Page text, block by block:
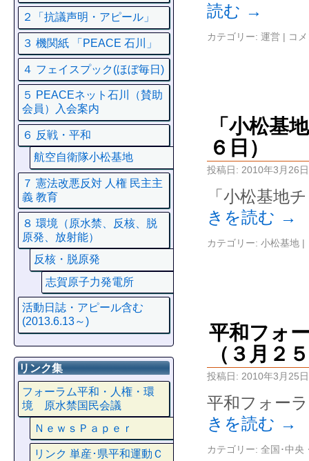
読む →
カテゴリー: 運営 | コ
「小松基
６日）
投稿日: 2010年3月26日
「小松基地
きを読む →
カテゴリー: 小松基地 |
平和フォ
（３月２
投稿日: 2010年3月25日
平和フォー
きを読む →
カテゴリー: 全国･中央
２「抗議声明・アピール」
３ 機関紙 「PEACE 石川」
４ フェイスプック(ほぼ毎日)
５ PEACEネット石川（賛助
会員）入会案内
６ 反戦・平和
航空自衛隊小松基地
７ 憲法改悪反対 人権 民主主
義 教育
８ 環境（原水禁、反核、脱
原発、放射能）
反核・脱原発
志賀原子力発電所
活動日誌・アピール含む
(2013.6.13～)
リンク集
フォーラム平和・人権・環
境 原水禁国民会議
ＮｅｗｓＰａｐｅｒ
リンク 単産･県平和運動Ｃ